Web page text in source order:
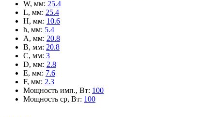
W, мм: 25.4
L, мм: 25.4
H, мм: 10.6
h, мм: 5.4
A, мм: 20.8
B, мм: 20.8
C, мм: 3
D, мм: 2.8
E, мм: 7.6
F, мм: 2.3
Мощность имп., Вт: 100
Мощность ср, Вт: 100